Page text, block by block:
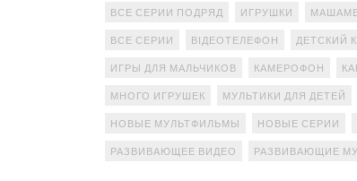
ВСЕ СЕРИИ ПОДРЯД ИГРУШКИ
ВСЕ СЕРИИ ВІДЕОТЕЛЕФОН ДЕТСКИЙ
ИГРЫ ДЛЯ МАЛЬЧИКОВ КАМЕРОФОН
МНОГО ИГРУШЕК МУЛЬТИКИ ДЛЯ ДЕТЕЙ
НОВЫЕ МУЛЬТФИЛЬМЫ НОВЫЕ СЕРИИ
РАЗВИВАЮЩЕЕ ВИДЕО РАЗВИВАЮЩИЕ